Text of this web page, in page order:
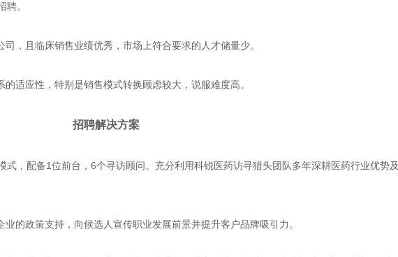
。
，且临床销售业绩优秀，市场上符合要求的人才储量少。
适应性，特别是销售模式转换顾虑较大，说服难度高。
招聘解决方案
式，配备1位前台，6个寻访顾问。充分利用科锐医药访寻猎头团队多年深耕医药行业优势
的政策支持，向候选人宣传职业发展前景并提升客户品牌吸引力。